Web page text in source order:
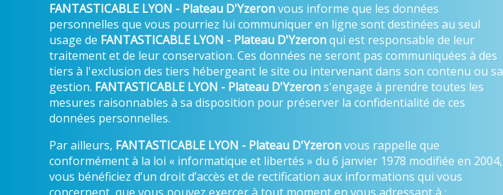
FANTASTICABLE LYON - Plateau D'Yzeronvous informe que les données
personnelles que vous pourriez lui communiquer en ligne sont destinées au seul
usage de FANTASTICABLE LYON - Plateau D'Yzeronqui est responsable de leur
traitement et de leur conservation. Ces données ne seront pas communiquées à des
tiers à l'exclusion des tiers hébergeant le site ou intervenant dans son contenu ou sa
gestion. FANTASTICABLE LYON - Plateau D'Yzerons'engage à prendre toutes les
mesures raisonnables à sa disposition pour préserver la confidentialité de ces
données personnelles.
Par ailleurs, FANTASTICABLE LYON - Plateau D'Yzeronvous rappelle que
conformément à la loi « informatique et libertés » du 6 janvier 1978 modifiée en 2004,
vous bénéficiez d’un droit d’accès et de rectification aux informations qui vous